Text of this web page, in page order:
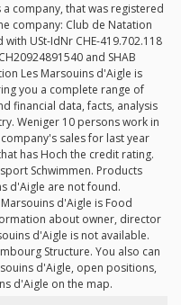
a company, that was registered
company: Club de Natation
USt-IdNr CHE-419.702.118
and SHAB
Les Marsouins d'Aigle is
you a complete range of
financial data, facts, analysis
Weniger 10 persons work in
sales for last year
has Hoch the credit rating.
Schwimmen. Products
d'Aigle are not found.
d'Aigle is Food
about owner, director
d'Aigle is not available.
Structure. You also can
d'Aigle, open positions,
d'Aigle on the map.